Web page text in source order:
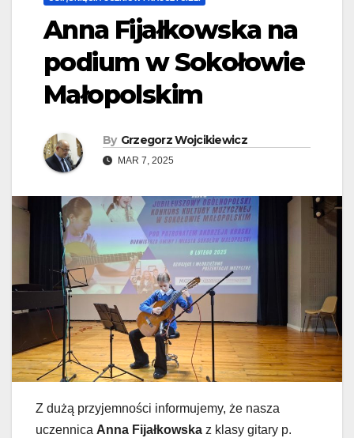
Anna Fijałkowska na
podium w Sokołowie
Małopolskim
By Grzegorz Wojcikiewicz
MAR 7, 2025
Z dużą przyjemności informujemy, że nasza
uczennica Anna Fijałkowska z klasy gitary p.